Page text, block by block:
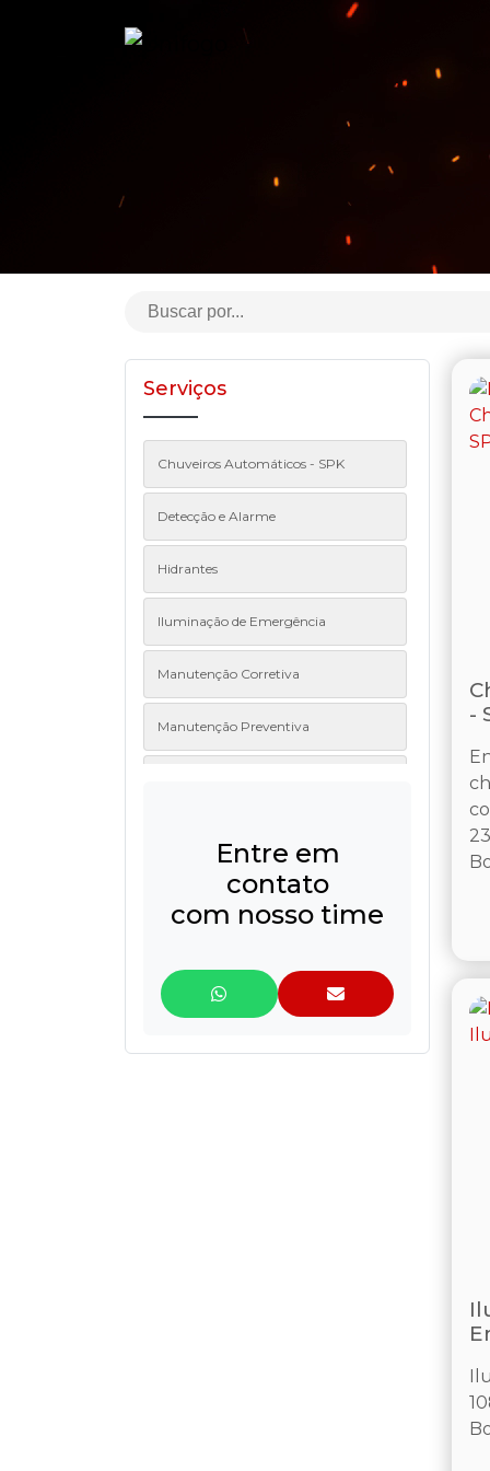
-
Serviços
Chuveiros Automáticos - SPK
Detecção e Alarme
Hidrantes
Iluminação de Emergência
Manutenção Corretiva
Manutenção Preventiva
Sistemas contra incêndio
Entre em
contato
com nosso time